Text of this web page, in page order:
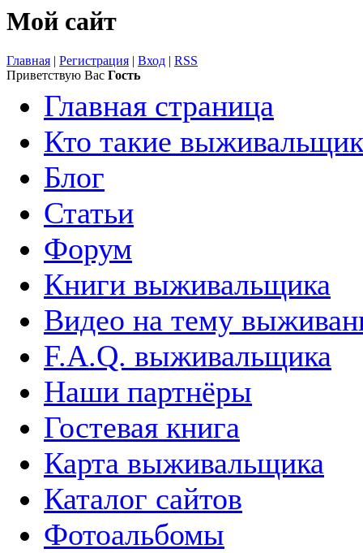
Мой сайт
Главная | Регистрация | Вход | RSS
Приветствую Вас Гость
Главная страница
Кто такие
Блог
Статьи
Форум
Книги выживальщика
Видео на тему
F.A.Q. выживальщика
Наши партнёры
Гостевая книга
Карта выживальщика
Каталог сайтов
Фотоальбомы